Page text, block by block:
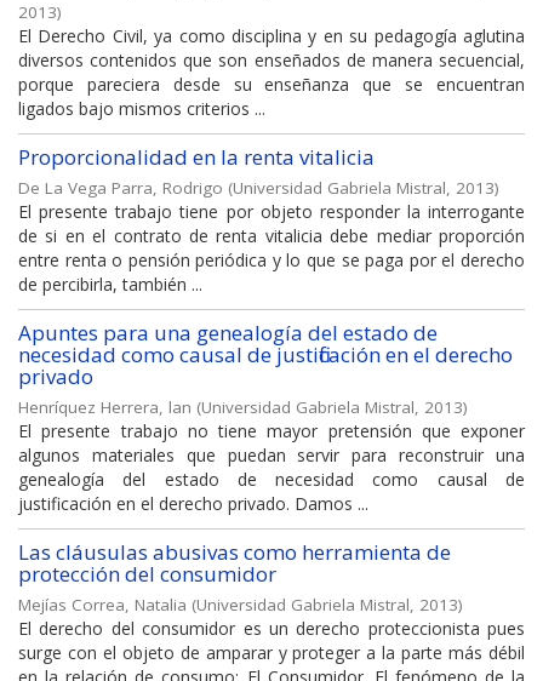
2013)
El Derecho Civil, ya como disciplina y en su pedagogía aglutina
diversos contenidos que son enseñados de manera secuencial,
porque pareciera desde su enseñanza que se encuentran
ligados bajo mismos criterios ...
Proporcionalidad en la renta vitalicia
De La Vega Parra, Rodrigo (Universidad Gabriela Mistral, 2013)
El presente trabajo tiene por objeto responder la interrogante
de si en el contrato de renta vitalicia debe mediar proporción
entre renta o pensión periódica y lo que se paga por el derecho
de percibirla, también ...
Apuntes para una genealogía del estado de
necesidad como causal de justificación en el derecho
privado
Henríquez Herrera, lan (Universidad Gabriela Mistral, 2013)
El presente trabajo no tiene mayor pretensión que exponer
algunos materiales que puedan servir para reconstruir una
genealogía del estado de necesidad como causal de
justificación en el derecho privado. Damos ...
Las cláusulas abusivas como herramienta de
protección del consumidor
Mejías Correa, Natalia (Universidad Gabriela Mistral, 2013)
El derecho del consumidor es un derecho proteccionista pues
surge con el objeto de amparar y proteger a la parte más débil